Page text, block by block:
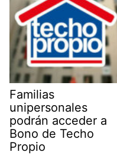
Familias
unipersonales
podrán acceder a
Bono de Techo
Propio